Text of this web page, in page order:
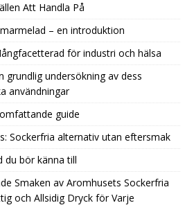
Att Handla På
– en introduktion
för industri och hälsa
grundlig undersökning av dess
användningar
guide
Sockerfria alternativ utan eftersmak
du bör känna till
Smaken av Aromhusets Sockerfria
och Allsidig Dryck för Varje